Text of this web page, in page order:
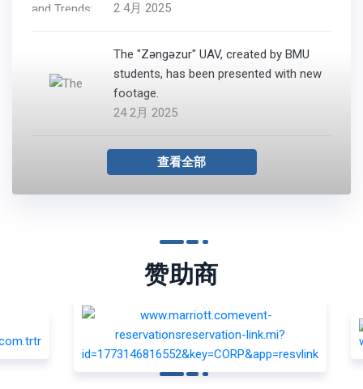
2 4月 2025
The "Zəngəzur" UAV, created by BMU
students, has been presented with new
footage.
24 2月 2025
查看全部
赞助商